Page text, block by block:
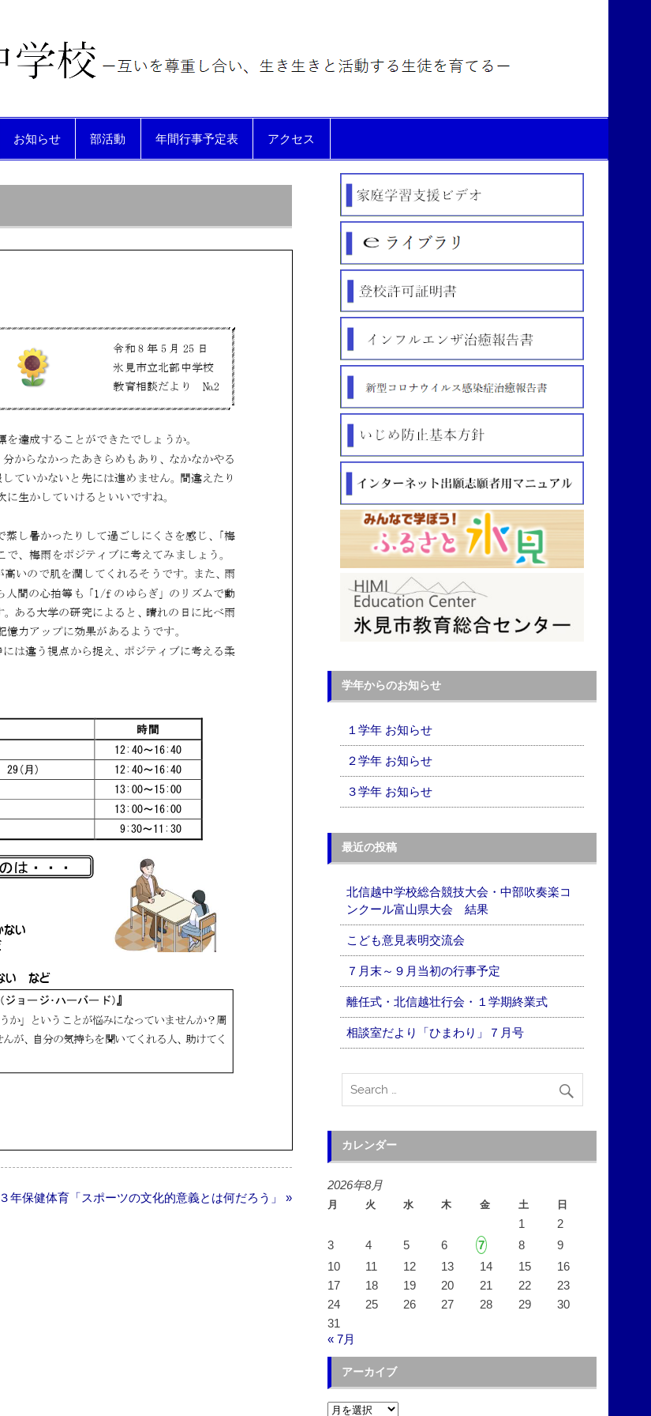
お知らせ 部活動 年間行事予定表 アクセス
３年保健体育「スポーツの文化的意義とは何だろう」 »
学年からのお知らせ
１学年 お知らせ
２学年 お知らせ
３学年 お知らせ
最近の投稿
北信越中学校総合競技大会・中部吹奏楽コ
ンクール富山県大会 結果
こども意見表明交流会
７月末～９月当初の行事予定
離任式・北信越壮行会・１学期終業式
相談室だより「ひまわり」７月号
カレンダー
2026年8月
月 火 水 木 金 土 日
1
2
3
4 5 6 7 8
9
10
11 12 13 14 15
16
17
18 19 20 21 22
23
24
25 26 27 28 29
30
31
« 7月
アーカイブ
ア